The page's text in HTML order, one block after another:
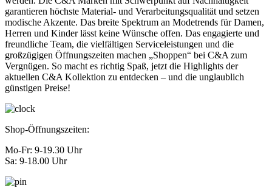
garantieren höchste Material- und Verarbeitungsqualität und setzen
modische Akzente. Das breite Spektrum an Modetrends für Damen,
Herren und Kinder lässt keine Wünsche offen. Das engagierte und
freundliche Team, die vielfältigen Serviceleistungen und die
großzügigen Öffnungszeiten machen „Shoppen“ bei C&A zum
Vergnügen. So macht es richtig Spaß, jetzt die Highlights der
aktuellen C&A Kollektion zu entdecken – und die unglaublich
günstigen Preise!
Shop-Öffnungszeiten:
Mo-Fr: 9-19.30 Uhr
Sa: 9-18.00 Uhr